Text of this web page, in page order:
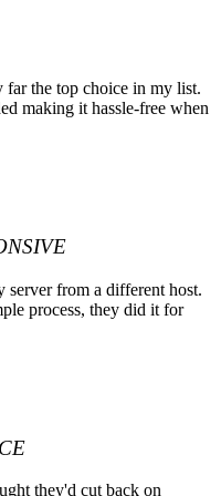
the top choice in my list.
making it hassle-free when
server from a different host.
process, they did it for
they'd cut back on